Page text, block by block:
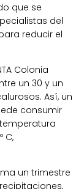
que se
del
reducir el
Colonia
un 30 y un
Así, un
consumir
C,
un trimestre